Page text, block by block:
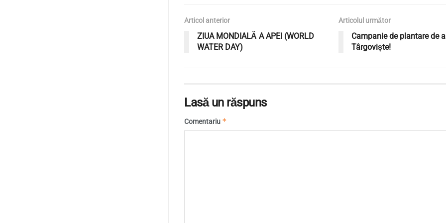
Articol anterior
ZIUA MONDIALĂ A APEI (WORLD
WATER DAY)
Articolul următor
Campanie de plantare de
Târgoviște!
Lasă un răspuns
Comentariu *